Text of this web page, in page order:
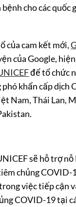
cho các quốc
của cam kết mới,
của Google,
để tổ chức
khẩn cấp dịch
Nam, Thái Lan,
sẽ hỗ trợ nỗ
chủng COVID-
việc tiếp cận
COVID-19 tại